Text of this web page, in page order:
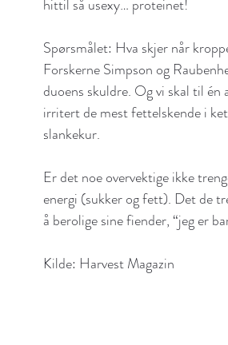
hittil så usexy… proteinet!
Spørsmålet: Hva skjer når
Forskerne Simpson og
duoens skuldre. Og vi skal til
irritert de mest fettelskende i
slankekur.
Er det noe overvektige ikke
energi (sukker og fett). Det de
å berolige sine fiender, “jeg er
Kilde: Harvest Magazin